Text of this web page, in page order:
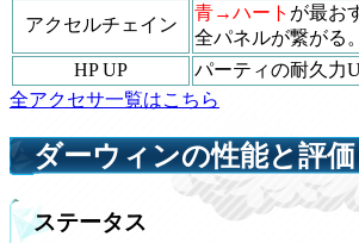
アクセルチェイン
青→ハート が最お
全パネルが繋がる。
HP UP
パーティの耐久力
全アクセサ一覧はこちら
ダーウィンの性能と評価
ステータス